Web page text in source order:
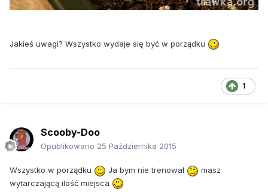
Jakieś uwagi? Wszystko wydaje się być w porządku
1
Scooby-Doo
Opublikowano 25 Października 2015
Wszystko w porządku Ja bym nie trenował
masz
wytarczającą ilość miejsca